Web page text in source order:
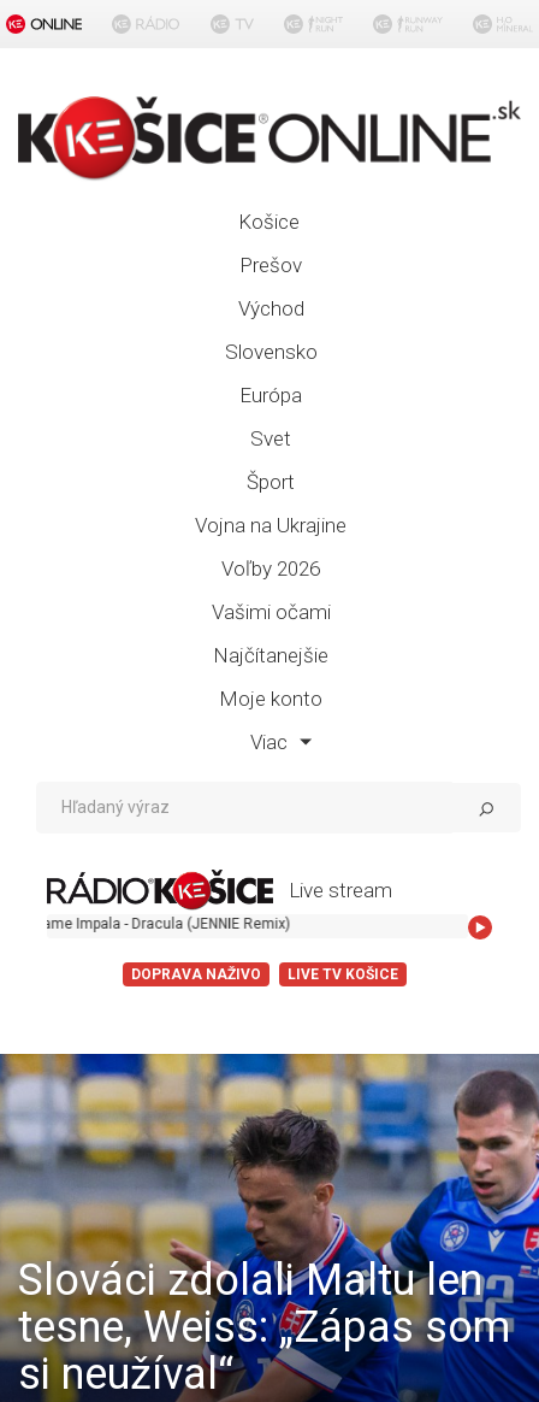
Košice
Prešov
Východ
Slovensko
Európa
Svet
Šport
Vojna na Ukrajine
Voľby 2026
Vašimi očami
Najčítanejšie
Moje konto
Viac
Live stream
- Dracula (JENNIE Remix)
DOPRAVA NAŽIVO LIVE TV KOŠICE
Slováci zdolali Maltu len
tesne, Weiss: „Zápas som
si neužíval“